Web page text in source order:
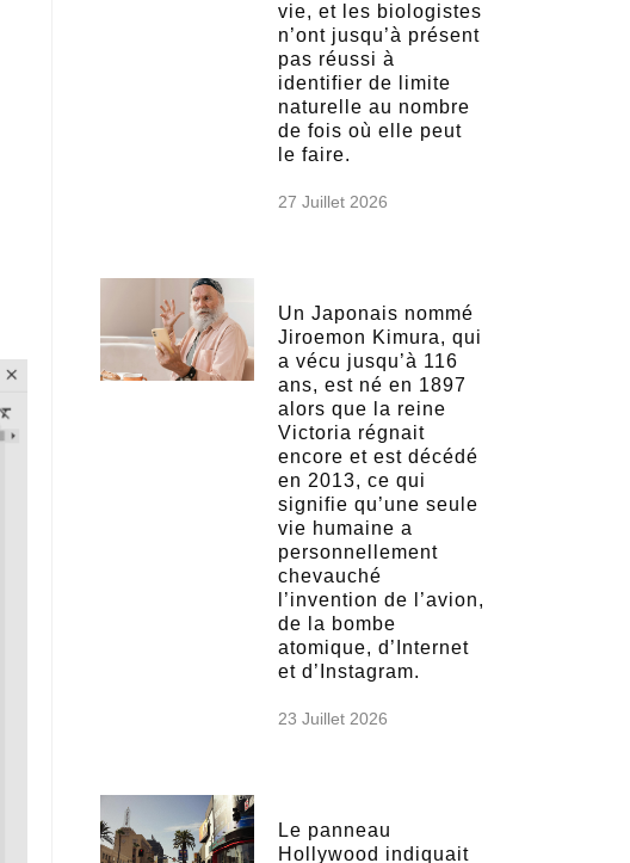
vie, et les biologistes
n’ont jusqu’à présent
pas réussi à
identifier de limite
naturelle au nombre
de fois où elle peut
le faire.
27 Juillet 2026
Un Japonais nommé
Jiroemon Kimura, qui
a vécu jusqu’à 116
ans, est né en 1897
alors que la reine
Victoria régnait
encore et est décédé
en 2013, ce qui
signifie qu’une seule
vie humaine a
personnellement
chevauché
l’invention de l’avion,
de la bombe
atomique, d’Internet
et d’Instagram.
23 Juillet 2026
Le panneau
Hollywood indiquait